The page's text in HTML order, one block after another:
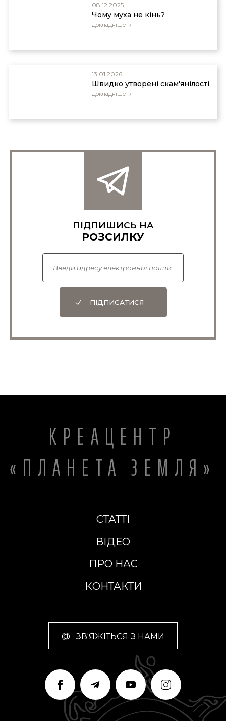
08.12.2025
Чому муха не кінь?
Докладніше
13.01.2026
Швидко утворені скам'янілості
Докладніше
ПІДПИШИСЬ НА
РОЗСИЛКУ
ПІДПИСАТИСЯ
КРЕАЦЕНТР
«ПЛАНЕТА ЗЕМЛЯ»
СТАТТІ
ВІДЕО
ПРО НАС
КОНТАКТИ
@ ЗВ'ЯЖІТЬСЯ З НАМИ